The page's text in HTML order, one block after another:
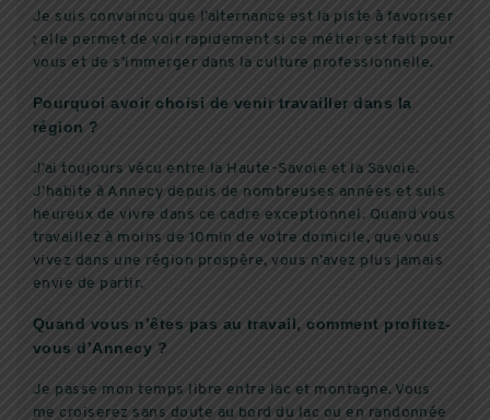
Je suis convaincu que l’alternance est la piste à favoriser
; elle permet de voir rapidement si ce métier est fait pour
vous et de s’immerger dans la culture professionnelle.
Pourquoi avoir choisi de venir travailler dans la
région ?
J’ai toujours vécu entre la Haute-Savoie et la Savoie.
J’habite à Annecy depuis de nombreuses années et suis
heureux de vivre dans ce cadre exceptionnel. Quand vous
travaillez à moins de 10min de votre domicile, que vous
vivez dans une région prospère, vous n’avez plus jamais
envie de partir.
Quand vous n’êtes pas au travail, comment profitez-
vous d’Annecy ?
Je passe mon temps libre entre lac et montagne. Vous
me croiserez sans doute au bord du lac ou en randonnée